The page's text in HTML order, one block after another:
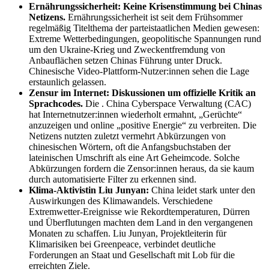
Ernährungssicherheit: Keine Krisenstimmung bei Chinas
Netizens. Ernährungssicherheit ist seit dem Frühsommer
regelmäßig Titelthema der parteistaatlichen Medien gewesen:
Extreme Wetterbedingungen, geopolitische Spannungen rund
um den Ukraine-Krieg und Zweckentfremdung von
Anbauflächen setzen Chinas Führung unter Druck.
Chinesische Video-Plattform-Nutzer:innen sehen die Lage
erstaunlich gelassen.
Zensur im Internet: Diskussionen um offizielle Kritik an
Sprachcodes. Die . China Cyberspace Verwaltung (CAC)
hat Internetnutzer:innen wiederholt ermahnt, „Gerüchte“
anzuzeigen und online „positive Energie“ zu verbreiten. Die
Netizens nutzten zuletzt vermehrt Abkürzungen von
chinesischen Wörtern, oft die Anfangsbuchstaben der
lateinischen Umschrift als eine Art Geheimcode. Solche
Abkürzungen fordern die Zensor:innen heraus, da sie kaum
durch automatisierte Filter zu erkennen sind.
Klima-Aktivistin Liu Junyan: China leidet stark unter den
Auswirkungen des Klimawandels. Verschiedene
Extremwetter-Ereignisse wie Rekordtemperaturen, Dürren
und Überflutungen machten dem Land in den vergangenen
Monaten zu schaffen. Liu Junyan, Projektleiterin für
Klimarisiken bei Greenpeace, verbindet deutliche
Forderungen an Staat und Gesellschaft mit Lob für die
erreichten Ziele.